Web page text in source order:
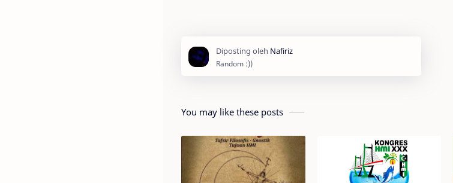
You may like these posts